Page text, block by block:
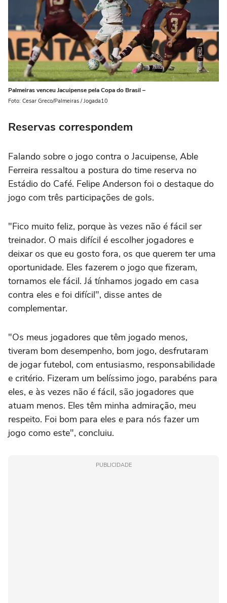
Palmeiras venceu Jacuipense pela Copa do Brasil –
Foto: Cesar Greco/Palmeiras / Jogada10
Reservas correspondem
Falando sobre o jogo contra o Jacuipense, Able
Ferreira ressaltou a postura do time reserva no
Estádio do Café. Felipe Anderson foi o destaque do
jogo com três participações de gols.
"Fico muito feliz, porque às vezes não é fácil ser
treinador. O mais difícil é escolher jogadores e
deixar os que eu gosto fora, os que querem ter uma
oportunidade. Eles fazerem o jogo que fizeram,
tornamos ele fácil. Já tínhamos jogado em casa
contra eles e foi difícil", disse antes de
complementar.
"Os meus jogadores que têm jogado menos,
tiveram bom desempenho, bom jogo, desfrutaram
de jogar futebol, com entusiasmo, responsabilidade
e critério. Fizeram um belíssimo jogo, parabéns para
eles, e às vezes não é fácil, são jogadores que
atuam menos. Eles têm minha admiração, meu
respeito. Foi bom para eles e para nós fazer um
jogo como este", concluiu.
PUBLICIDADE